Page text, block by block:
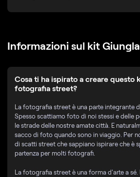
Informazioni sul kit
Cosa ti ha ispirato a creare questo
fotografia street?
La fotografia street è una parte integrante
Spesso scattiamo foto di noi stessi e delle
le strade delle nostre amate città. E
sacco di foto quando sono in viaggio. Per
di scatti street che sappiano ispirare che è
partenza per molti fotografi.
La fotografia street è una forma d'arte a